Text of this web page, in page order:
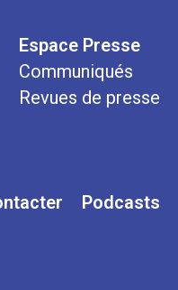
Espace Presse
Communiqués
Revues de presse
Podcasts